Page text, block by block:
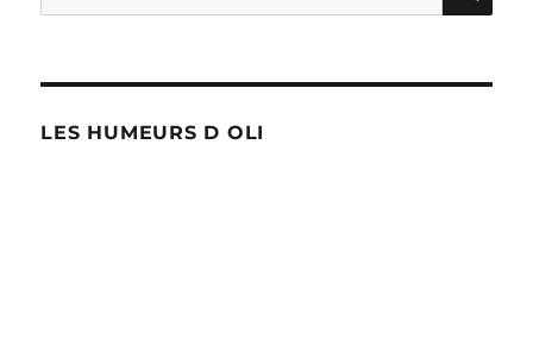
pour :
LES HUMEURS D OLI